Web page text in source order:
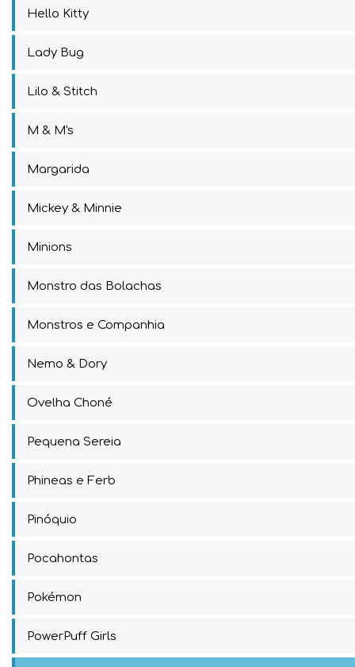
Hello Kitty
Lady Bug
Lilo & Stitch
M & M's
Margarida
Mickey & Minnie
Minions
Monstro das Bolachas
Monstros e Companhia
Nemo & Dory
Ovelha Choné
Pequena Sereia
Phineas e Ferb
Pinóquio
Pocahontas
Pokémon
PowerPuff Girls